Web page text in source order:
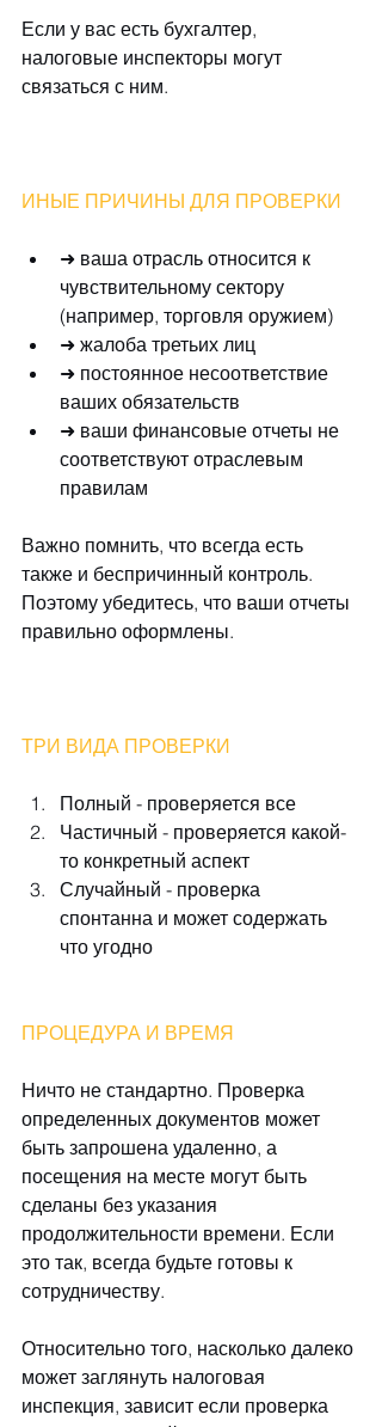
Если у вас есть бухгалтер,
налоговые инспекторы могут
связаться с ним.
ИНЫЕ ПРИЧИНЫ ДЛЯ ПРОВЕРКИ
➜ ваша отрасль относится к
чувствительному сектору
(например, торговля оружием)
➜ жалоба третьих лиц
➜ постоянное несоответствие
ваших обязательств
➜ ваши финансовые отчеты не
соответствуют отраслевым
правилам
Важно помнить, что всегда есть
также и беспричинный контроль.
Поэтому убедитесь, что ваши отчеты
правильно оформлены.
ТРИ ВИДА ПРОВЕРКИ
Полный - проверяется все
Частичный - проверяется какой-
то конкретный аспект
Случайный - проверка
спонтанна и может содержать
что угодно
ПРОЦЕДУРА И ВРЕМЯ
Ничто не стандартно. Проверка
определенных документов может
быть запрошена удаленно, а
посещения на месте могут быть
сделаны без указания
продолжительности времени. Если
это так, всегда будьте готовы к
сотрудничеству.
Относительно того, насколько далеко
может заглянуть налоговая
инспекция, зависит если проверка